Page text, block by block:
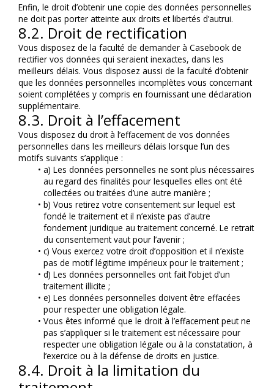
Enfin, le droit d’obtenir une copie des données personnelles
ne doit pas porter atteinte aux droits et libertés d’autrui.
8.2. Droit de rectification
Vous disposez de la faculté de demander à Casebook de
rectifier vos données qui seraient inexactes, dans les
meilleurs délais. Vous disposez aussi de la faculté d’obtenir
que les données personnelles incomplètes vous concernant
soient complétées y compris en fournissant une déclaration
supplémentaire.
8.3. Droit à l’effacement
Vous disposez du droit à l’effacement de vos données
personnelles dans les meilleurs délais lorsque l’un des
motifs suivants s’applique :
a) Les données personnelles ne sont plus nécessaires
au regard des finalités pour lesquelles elles ont été
collectées ou traitées d’une autre manière ;
b) Vous retirez votre consentement sur lequel est
fondé le traitement et il n’existe pas d’autre
fondement juridique au traitement concerné. Le retrait
du consentement vaut pour l’avenir ;
c) Vous exercez votre droit d’opposition et il n’existe
pas de motif légitime impérieux pour le traitement ;
d) Les données personnelles ont fait l’objet d’un
traitement illicite ;
e) Les données personnelles doivent être effacées
pour respecter une obligation légale.
Vous êtes informé que le droit à l’effacement peut ne
pas s’appliquer si le traitement est nécessaire pour
respecter une obligation légale ou à la constatation, à
l’exercice ou à la défense de droits en justice.
8.4. Droit à la limitation du